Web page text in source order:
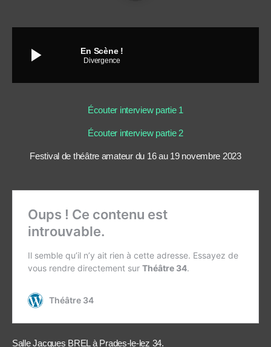
play_arrow En Scène !
Divergence
Écouter interview partie 1
Écouter interview partie 2
Festival de théâtre amateur du 16 au 19 novembre 2023
Salle Jacques BREL à Prades-le-lez 34.